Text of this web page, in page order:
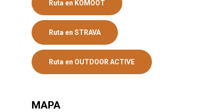
Ruta en KOMOOT
Ruta en STRAVA
Ruta en OUTDOOR ACTIVE
MAPA